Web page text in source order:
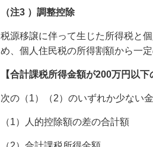
（注3 ）調整控除
税源移譲に伴って生じた所得税と
め、個人住民税の所得割額から一
【合計課税所得金額が200万円以下
次の（1）（2）のいずれか少ない
（1）人的控除額の差の合計額